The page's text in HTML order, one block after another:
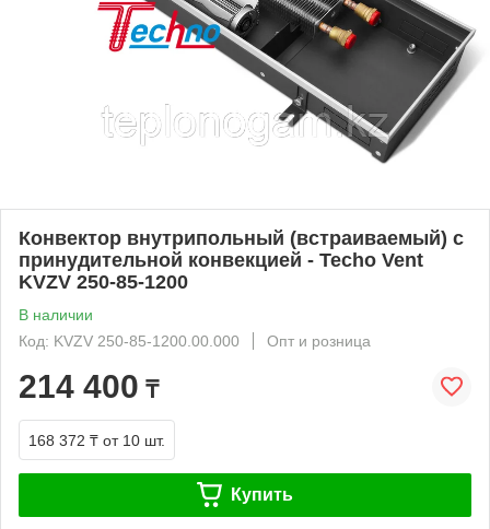
Конвектор внутрипольный (встраиваемый) с
принудительной конвекцией - Techo Vent
KVZV 250-85-1200
В наличии
Код: KVZV 250-85-1200.00.000
Опт и розница
214 400 ₸
168 372 ₸ от 10 шт.
Купить